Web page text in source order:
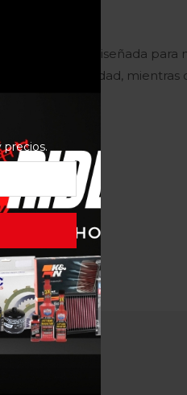
en Japón, diseñada para
la durabilidad, mientras